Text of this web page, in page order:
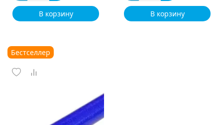
В корзину В корзину
Бестселлер